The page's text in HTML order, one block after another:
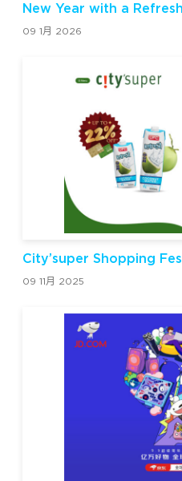
New Year with a
09 1月 2026
City’super Shopping
09 11月 2025